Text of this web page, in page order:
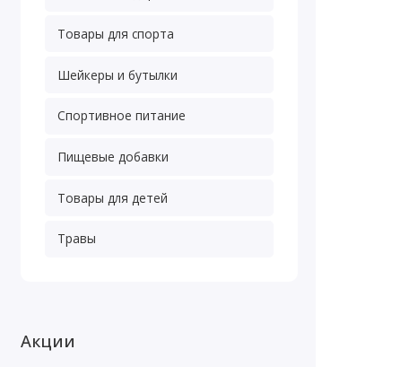
Товары для спорта
Шейкеры и бутылки
Спортивное питание
Пищевые добавки
Товары для детей
Травы
Акции